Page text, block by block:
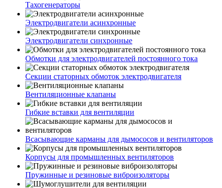
Тахогенераторы
Электродвигатели асинхронные
Электродвигатели синхронные
Обмотки для электродвигателей постоянного тока
Секции статорных обмоток электродвигателя
Вентиляционные клапаны
Гибкие вставки для вентиляции
Всасывающие карманы для дымососов и вентиляторов
Корпусы для промышленных вентиляторов
Пружинные и резиновые виброизоляторы